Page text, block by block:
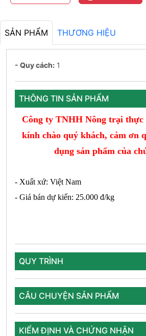
SẢN PHẨM THƯƠNG HIỆU
- Quy cách: 1
THÔNG TIN SẢN PHẨM
Công ty TNHH Nông trại thực
kính chào quý khách, cảm ơn
dụng sản phẩm của
- Xuất xứ: Việt Nam
- Giá bán dự kiến: 25.000 đ/kg
QUY TRÌNH
CÂU CHUYỆN SẢN PHẨM
KIỂM ĐỊNH VÀ CHỨNG NHẬN